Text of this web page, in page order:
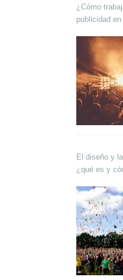
¿Cómo
publicidad
El diseño y
¿qué es y